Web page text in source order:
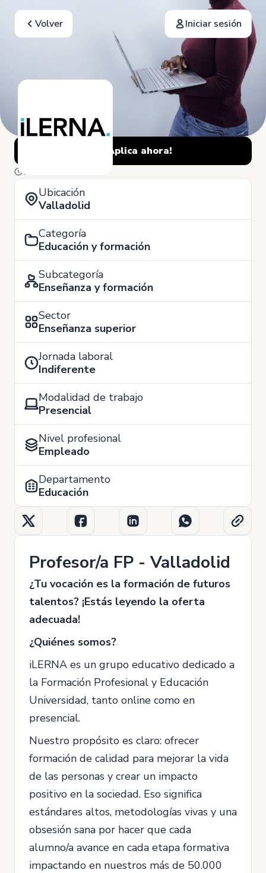
Volver Iniciar sesión
¡Aplica ahora!
11 de Junio
Ubicación
Valladolid
Categoría
Educación y formación
Subcategoría
Enseñanza y formación
Sector
Enseñanza superior
Jornada laboral
Indiferente
Modalidad de trabajo
Presencial
Nivel profesional
Empleado
Departamento
Educación
Profesor/a FP - Valladolid
¿Tu vocación es la formación de futuros
talentos? ¡Estás leyendo la oferta
adecuada!
¿Quiénes somos?
iLERNA es un grupo educativo dedicado a
la Formación Profesional y Educación
Universidad, tanto online como en
presencial.
Nuestro propósito es claro: ofrecer
formación de calidad para mejorar la vida
de las personas y crear un impacto
positivo en la sociedad. Eso significa
estándares altos, metodologías vivas y una
obsesión sana por hacer que cada
alumno/a avance en cada etapa formativa
impactando en nuestros más de 50.000